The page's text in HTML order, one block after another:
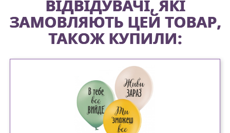
ВІДВІДУВАЧІ, ЯКІ
ЗАМОВЛЯЮТЬ ЦЕЙ ТОВАР,
ТАКОЖ КУПИЛИ: